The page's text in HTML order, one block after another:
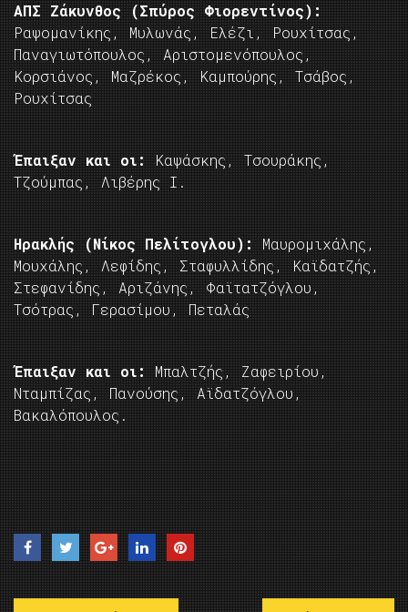
ΑΠΣ Ζάκυνθος (Σπύρος Φιορεντίνος):
Ραψομανίκης, Μυλωνάς, Ελέζι, Ρουχίτσας,
Παναγιωτόπουλος, Αριστομενόπουλος,
Κορσιάνος, Μαζρέκος, Καμπούρης, Τσάβος,
Ρουχίτσας
Έπαιξαν και οι:
Καψάσκης, Τσουράκης,
Τζούμπας, Λιβέρης Ι.
Ηρακλής (Νίκος Πελίτογλου):
Μαυρομιχάλης,
Μουχάλης, Λεφίδης, Σταφυλλίδης, Καϊδατζής,
Στεφανίδης, Αριζάνης, Φαϊτατζόγλου,
Τσότρας, Γερασίμου, Πεταλάς
Έπαιξαν και οι:
Μπαλτζής, Ζαφειρίου,
Νταμπίζας, Πανούσης, Αϊδατζόγλου,
Βακαλόπουλος.